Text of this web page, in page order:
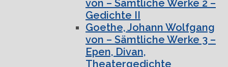
von – Sämtliche Werke 2 –
Gedichte II
Goethe, Johann Wolfgang
von – Sämtliche Werke 3 –
Epen, Divan,
Theatergedichte